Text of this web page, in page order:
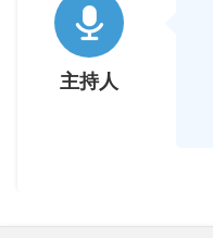

主持人
